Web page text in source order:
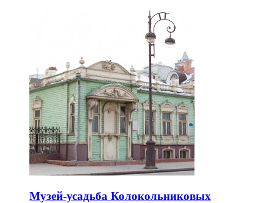
Музей-усадьба Колокольниковых